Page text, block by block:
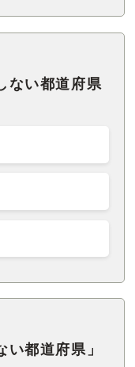
ない都道府県
都道府県」